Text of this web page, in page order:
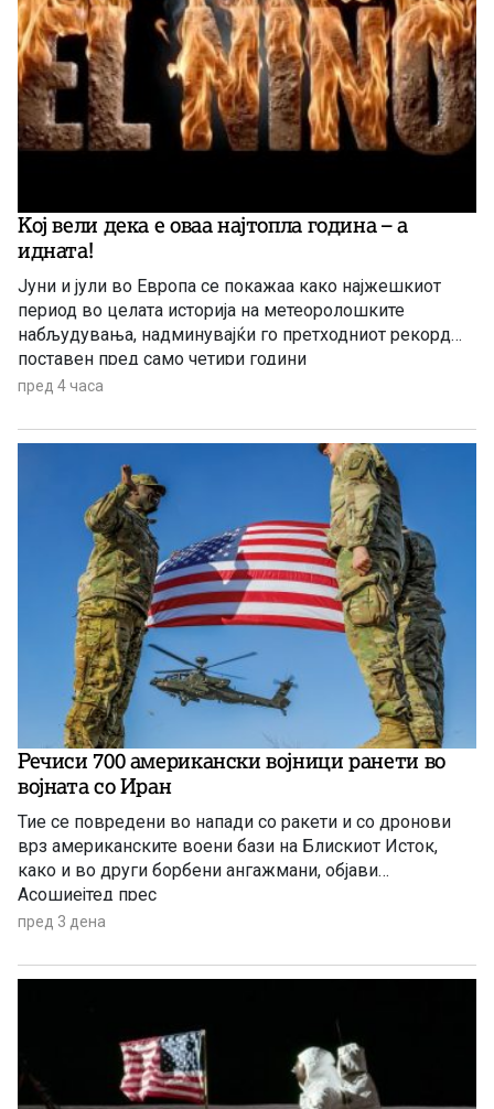
Kој вели дека е оваа најтопла година – а
идната!
Јуни и јули во Европа се покажаа како најжешкиот
период во целата историја на метеоролошките
набљудувања, надминувајќи го претходниот рекорд
поставен пред само четири години
пред 4 часа
Речиси 700 американски војници ранети во
војната со Иран
Тие се повредени во напади со ракети и со дронови
врз американските воени бази на Блискиот Исток,
како и во други борбени ангажмани, објави
Асошиејтед прес
пред 3 дена